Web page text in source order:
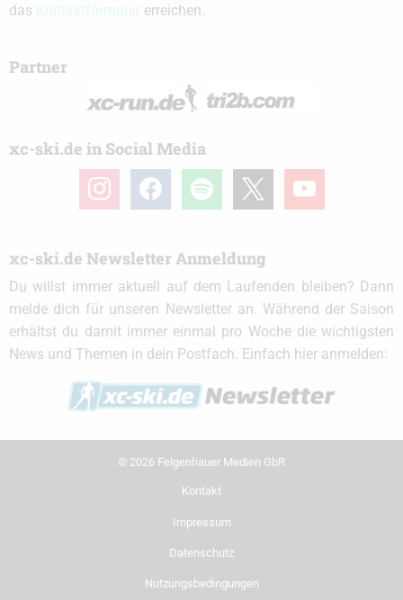
das
erreichen.
Partner
xc-ski.de in Social Media
instagramfacebook spotify youtube
xc-ski.de Newsletter Anmeldung
Du willst immer aktuell auf dem Laufenden bleiben? Dann
melde dich für unseren Newsletter an. Während der Saison
erhältst du damit immer einmal pro Woche die wichtigsten
News und Themen in dein Postfach. Einfach hier anmelden:
© 2026 Felgenhauer Medien GbR
Kontakt
Impressum
Datenschutz
Nutzungsbedingungen